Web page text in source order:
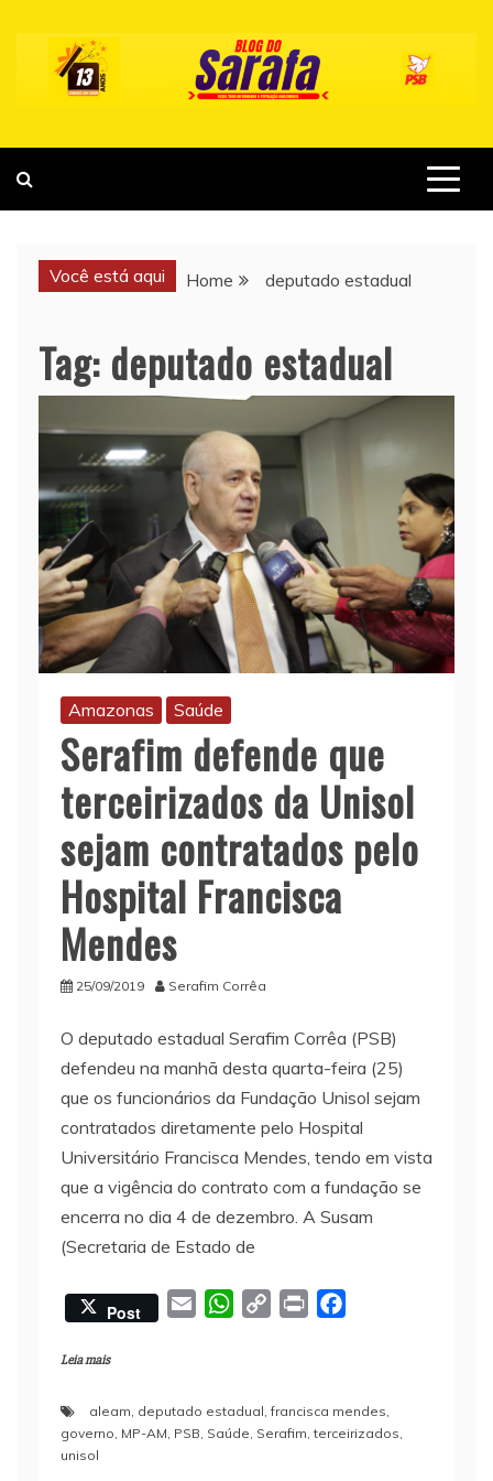
content
Você está aqui Home deputado estadual
Tag: deputado estadual
Amazonas Saúde
Serafim defende que
terceirizados da Unisol
sejam contratados pelo
Hospital Francisca
Mendes
25/09/2019 Serafim Corrêa
O deputado estadual Serafim Corrêa (PSB)
defendeu na manhã desta quarta-feira (25)
que os funcionários da Fundação Unisol sejam
contratados diretamente pelo Hospital
Universitário Francisca Mendes, tendo em vista
que a vigência do contrato com a fundação se
encerra no dia 4 de dezembro. A Susam
(Secretaria de Estado de
Post
l
W
s
L
t
b
Leia mais
aleam, deputado estadual,francisca mendes,
governo, MP-AM, PSB, Saúde, Serafim,terceirizados,
unisol